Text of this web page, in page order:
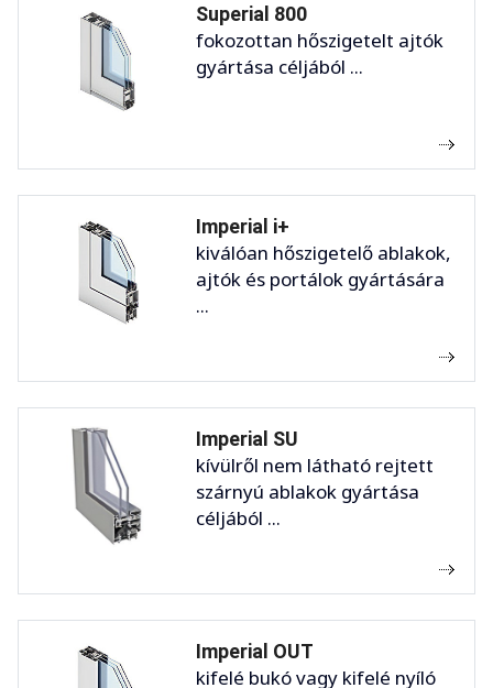
Superial 800
fokozottan hőszigetelt ajtók
gyártása céljából ...
Imperial i+
kiválóan hőszigetelő ablakok,
ajtók és portálok gyártására
...
Imperial SU
kívülről nem látható rejtett
szárnyú ablakok gyártása
céljából ...
Imperial OUT
kifelé bukó vagy kifelé nyíló